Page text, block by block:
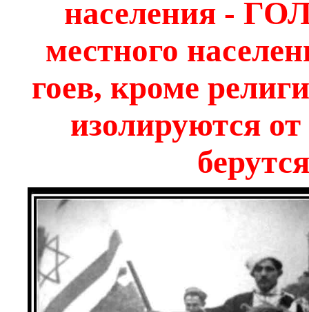
населения -
местного
гоев, кроме
изолируются